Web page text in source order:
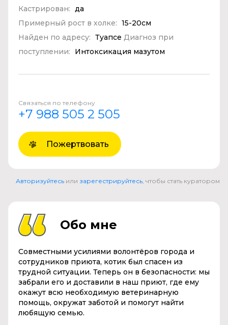
Кастрирован: да
Примерный рост в холке: 15-20см
Найден по адресу: Туапсе Диагноз при
поступлении:
Интоксикация мазутом
Связаться по телефону
+7 988 505 2 505
Пожертвовать
Авторизуйтесь или зарегестрируйтесь, чтобы стать куратором
Обо мне
Совместными усилиями волонтёров города и
сотрудников приюта, котик был спасен из
трудной ситуации. Теперь он в безопасности: мы
забрали его и доставили в наш приют, где ему
окажут всю необходимую ветеринарную
помощь, окружат заботой и помогут найти
любящую семью.